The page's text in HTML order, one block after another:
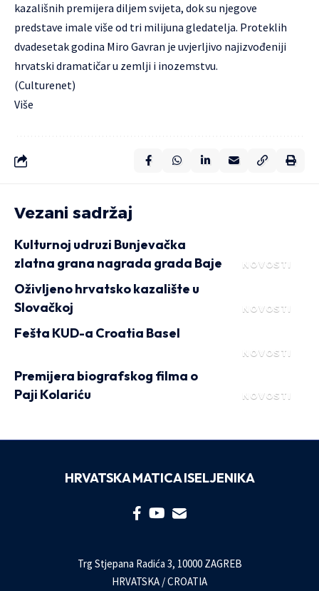
kazališnih premijera diljem svijeta, dok su njegove
predstave imale više od tri milijuna gledatelja. Proteklih
dvadesetak godina Miro Gavran je uvjerljivo najizvođeniji
hrvatski dramatičar u zemlji i inozemstvu.
(Culturenet)
Više
Vezani sadržaj
NOVOSTI
Kulturnoj udruzi Bunjevačka
zlatna grana nagrada grada Baje
NOVOSTI
Oživljeno hrvatsko kazalište u
Slovačkoj
NOVOSTI
Fešta KUD-a Croatia Basel
NOVOSTI
Premijera biografskog filma o
Paji Kolariću
HRVATSKA MATICA ISELJENIKA
Trg Stjepana Radića 3, 10000 ZAGREB
HRVATSKA / CROATIA